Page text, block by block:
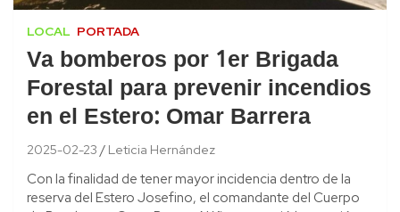
LOCAL PORTADA
Va bomberos por 1er Brigada
Forestal para prevenir incendios
en el Estero: Omar Barrera
2025-02-23 Leticia Hernández
Con la finalidad de tener mayor incidencia dentro de la
reserva del Estero Josefino, el comandante del Cuerpo